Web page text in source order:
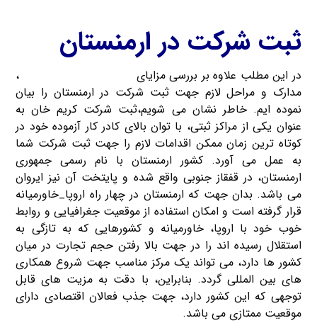
ثبت شرکت در ارمنستان
در این مطلب علاوه بر بررسی مزایای
،
مدارک و مراحل لازم جهت ثبت شرکت در ارمنستان را بیان
نموده ایم. خاطر نشان می شویم،ثبت شرکت کریم خان به
عنوان یکی از مراکز ثبتی، با توان بالای کادر کار آزموده خود در
کوتاه ترین زمان ممکن اقدامات لازم را جهت ثبت شرکت شما
به عمل می آورد. کشور ارمنستان با نام رسمی جمهوری
ارمنستان، در قفقاز جنوبی واقع شده و پایتخت آن نیز ایروان
می باشد. بدان جهت که ارمنستان در چهار راه اروپا_خاورمیانه
قرار گرفته است و امکان استفاده از موقعیت جغرافیایی و روابط
خوب خود با اروپا، خاورمیانه و کشورهایی که به تازگی به
استقلال رسیده اند را در جهت بالا رفتن حجم تجارت در میان
کشور ها دارد، می تواند یک مرکز مناسب جهت شروع همکاری
های بین المللی گردد. بنابراین، با دقت به مزیت های قابل
توجهی که این کشور دارد، جهت جذب فعالان اقتصادی دارای
موقعیت ممتازی می باشد.